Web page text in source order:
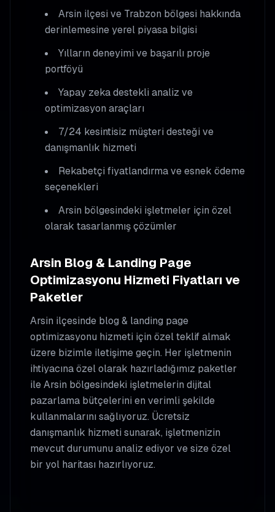
Arsin ilçesi ve Trabzon bölgesi hakkında
derinlemesine yerel piyasa bilgisi
Yılların deneyimi ve başarılı proje
portföyü
Yapay zeka destekli analiz ve
optimizasyon araçları
7/24 kesintisiz müşteri desteği ve
danışmanlık hizmeti
Rekabetçi fiyatlandırma ve esnek ödeme
seçenekleri
Arsin bölgesindeki işletmeler için özel
olarak tasarlanmış çözümler
Arsin Blog & Landing Page
Optimizasyonu Hizmeti Fiyatları ve
Paketler
Arsin ilçesinde blog & landing page
optimizasyonu hizmeti için özel teklif almak
üzere bizimle iletişime geçin. Her işletmenin
ihtiyacına özel olarak hazırladığımız paketler
ileArsin bölgesindeki işletmelerin dijital
pazarlama bütçelerini en verimli şekilde
kullanmalarını sağlıyoruz. Ücretsiz
danışmanlık hizmeti sunarak, işletmenizin
mevcut durumunu analiz ediyor ve size özel
bir yol haritası hazırlıyoruz.